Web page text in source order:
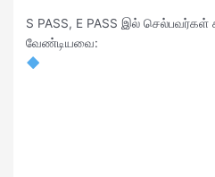
S PASS, E PASS இல்
வேண்டியவை: